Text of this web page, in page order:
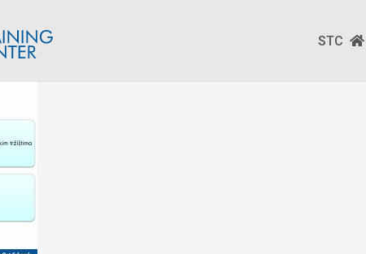
STC